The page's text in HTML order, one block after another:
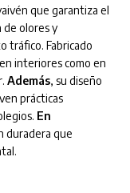
que garantiza el
de olores y
tráfico. Fabricado
interiores como en
Además, su diseño
prácticas
En
duradera que